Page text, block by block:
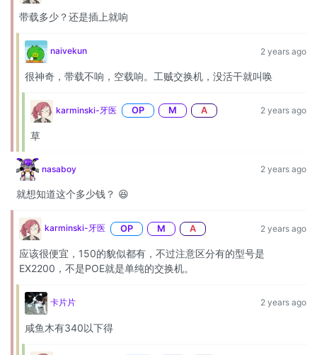
带载多少？还是插上就响
naivekun 2 years ago
很神奇，带载不响，空载响。工贼交换机，没活干就叫唤
karminski-牙医 OP M A 2 years ago
草
nasaboy 2 years ago
就想知道这个多少钱？ 😆
karminski-牙医 OP M A 2 years ago
应该很便宜，150的貌似都有，不过注意区分有的型号是
EX2200，不是POE就是单纯的交换机。
卡片片 2 years ago
咸鱼木有340以下得